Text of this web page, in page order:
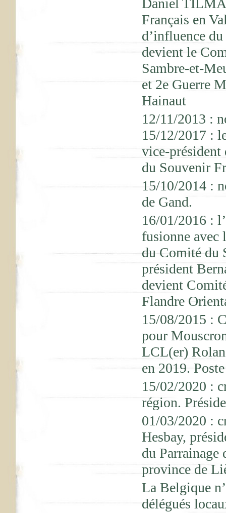
Daniel
Français en
d’influence
devient le
Sambre-et-
et 2e Guerre
Hainaut
12/11/2013 :
15/12/2017 :
vice-
du Souvenir
15/10/2014 :
de Gand.
16/01/2016 :
fusionne avec
du Comité du
président
devient
Flandre
15/08/2015 :
pour
LCL(er)
en 2019.
15/02/2020 :
région.
01/03/2020 :
Hesbay,
du Parrainage
province de
La Belgique
délégués